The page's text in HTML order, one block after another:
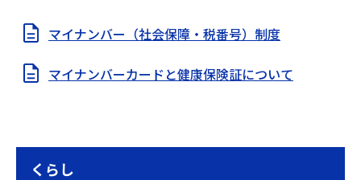
マイナンバー（社会保障・税番号）制度
マイナンバーカードと健康保険証について
くらし